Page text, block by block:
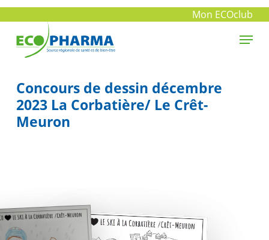
Skip
to
main
content
Mon ECOclub
Menu
Concours de dessin décembre
2023 La Corbatière/ Le Crêt-
Meuron
Close